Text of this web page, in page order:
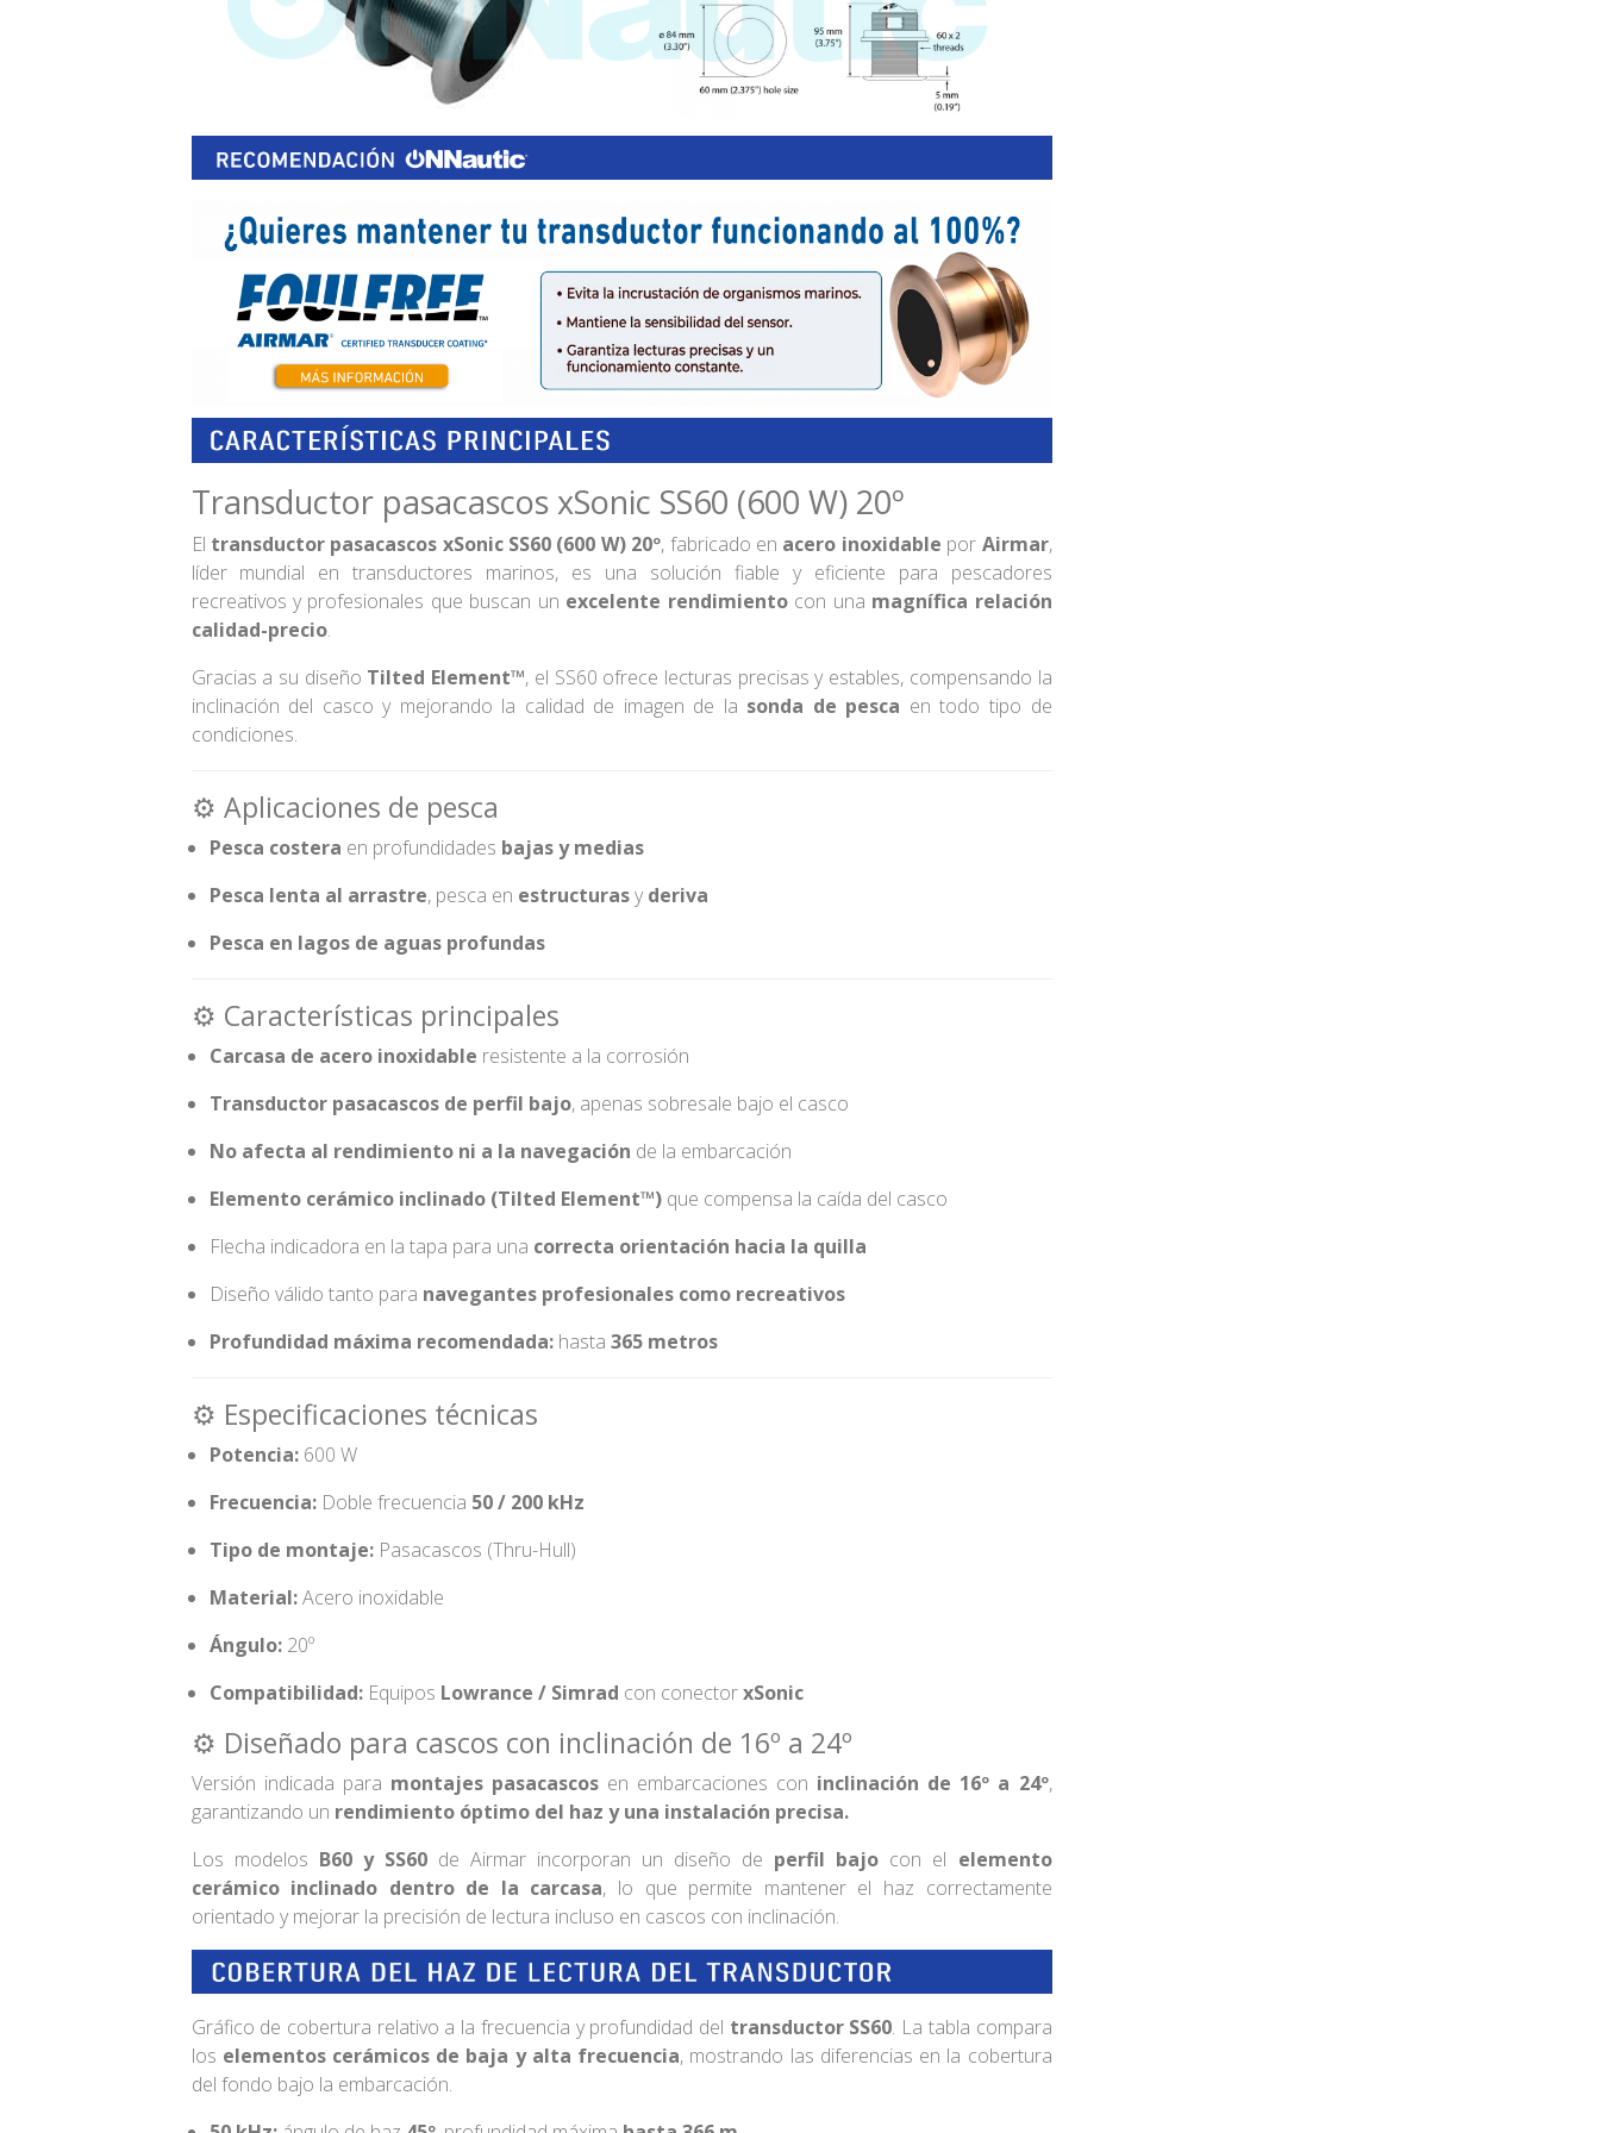
Transductor pasacascos xSonic SS60 (600 W) 20º
El transductor pasacascos xSonic SS60 (600 W) 20º, fabricado en acero inoxidable por Airmar,
líder mundial en transductores marinos, es una solución fiable y eficiente para pescadores
recreativos y profesionales que buscan un excelente rendimientocon una magnífica relación
calidad-precio.
Gracias a su diseño Tilted Element™, el SS60 ofrece lecturas precisas y estables, compensando la
inclinación del casco y mejorando la calidad de imagen de la sonda de pesca en todo tipo de
condiciones.
⚙️ Aplicaciones de pesca
Pesca costera en profundidades bajas y medias
Pesca lenta al arrastre, pesca en estructurasyderiva
Pesca en lagos de aguas profundas
⚙️ Características principales
Carcasa de acero inoxidable resistente a la corrosión
Transductor pasacascos de perfil bajo, apenas sobresale bajo el casco
No afecta al rendimiento ni a la navegación de la embarcación
Elemento cerámico inclinado (Tilted Element™)que compensa la caída del casco
Flecha indicadora en la tapa para una correcta orientación hacia la quilla
Diseño válido tanto para navegantes profesionales como recreativos
Profundidad máxima recomendada:hasta 365 metros
⚙️ Especificaciones técnicas
Potencia:600 W
Frecuencia:Doble frecuencia 50 / 200 kHz
Tipo de montaje:Pasacascos (Thru-Hull)
Material:Acero inoxidable
Ángulo:20º
Compatibilidad:Equipos Lowrance / Simrad con conectorxSonic
⚙️ Diseñado para cascos con inclinación de 16º a 24º
Versión indicada para montajes pasacascosen embarcaciones con inclinación de 16º a 24º,
garantizando un rendimiento óptimo del haz y una instalación precisa.
Los modelos B60 y SS60de Airmar incorporan un diseño de perfil bajo con el elemento
cerámico inclinado dentro de la carcasa, lo que permite mantener el haz correctamente
orientado y mejorar la precisión de lectura incluso en cascos con inclinación.
Gráfico de cobertura relativo a la frecuencia y profundidad del transductor SS60. La tabla compara
los elementos cerámicos de baja y alta frecuencia, mostrando las diferencias en la cobertura
del fondo bajo la embarcación.